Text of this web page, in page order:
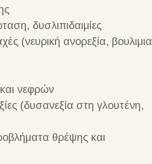
δυσλιπιδαιμίες
(νευρική ανορεξία, βουλιμια
νεφρών
(δυσανεξία στη γλουτένη,
θρέψης και